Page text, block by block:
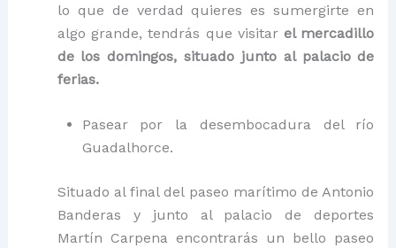
lo que de verdad quieres es sumergirte en
algo grande, tendrás que visitarel mercadillo
de los domingos, situado junto al palacio de
ferias.
Pasear por la desembocadura del río
Guadalhorce.
Situado al final del paseo marítimo de Antonio
Banderas y junto al palacio de deportes
Martín Carpena encontrarás un bello paseo